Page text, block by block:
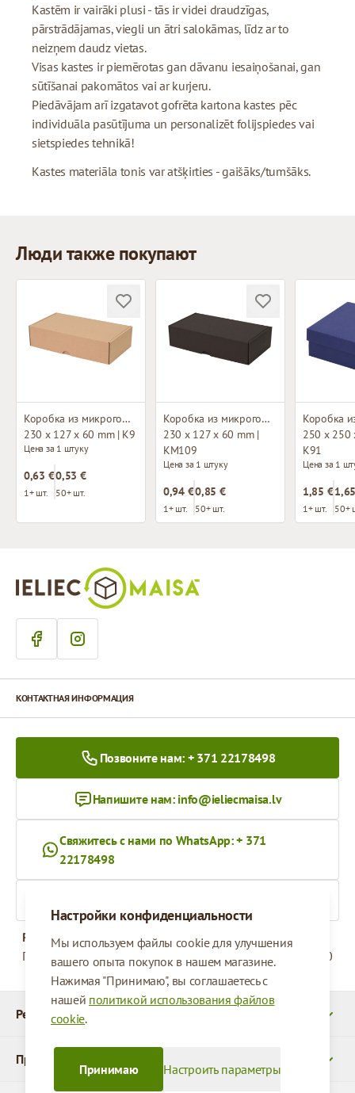
Kastēm ir vairāki plusi - tās ir videi draudzīgas,
pārstrādājamas, viegli un ātri salokāmas, līdz ar to
neizņem daudz vietas.
Visas kastes ir piemērotas gan dāvanu iesaiņošanai, gan
sūtīšanai pakomātos vai ar kurjeru.
Piedāvājam arī izgatavot gofrēta kartona kastes pēc
individuāla pasūtījuma un personalizēt folijspiedes vai
sietspiedes tehnikā!
Kastes materiāla tonis var atšķirties - gaišāks/tumšāks.
Люди также покупают
Коробка из микрогофрокартона
230 x 127 x 60 mm | K9
Цена за 1 штуку
0,63 €
1+ шт.
0,53 €
50+ шт.
Коробка из микрогофрокартона
230 x 127 x 60 mm |
KM109
Цена за 1 штуку
0,94 €
1+ шт.
0,85 €
50+ шт.
250 x 250
K91
Цена за 1
1,85 €
1+ шт. 50+
Настройки конфиденциальности
Мы используем файлы cookie для улучшения
вашего опыта покупок в нашем магазине.
Нажимая "Принимаю", вы соглашаетесь с
нашей политикой использования файлов
cookie.
Настроить параметры
Принимаю
Реквизиты
Продукты
КОНТАКТНАЯ ИНФОРМАЦИЯ
Позвоните нам: + 371 22178498
Напишите нам: info@ieliecmaisa.lv
Свяжитесь с нами по WhatsApp: + 371
22178498
Рабочее время
Понедельник - Пятница
09:00 - 17:00